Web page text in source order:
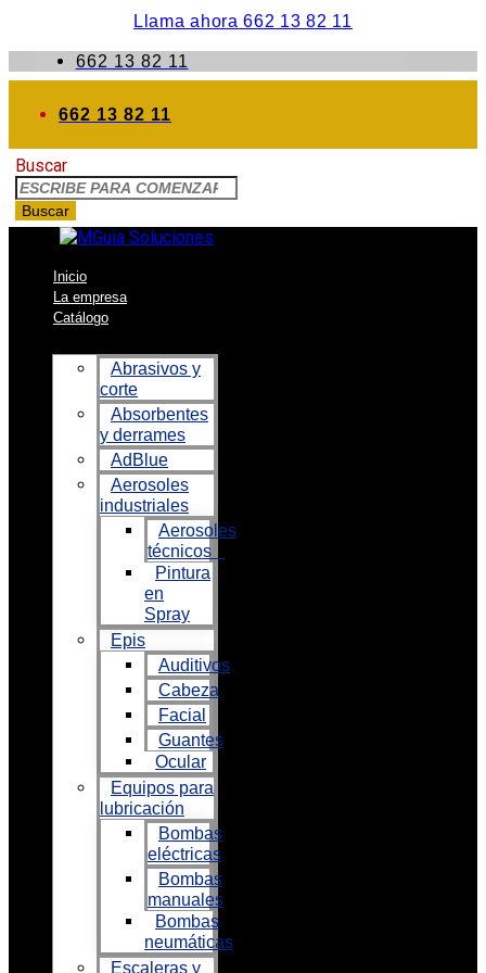
Llama ahora 662 13 82 11
662 13 82 11
662 13 82 11
Buscar
Buscar
Inicio
La empresa
Catálogo
Abrasivos y
corte
Absorbentes
y derrames
AdBlue
Aerosoles
industriales
Aerosoles
técnicos
Pintura
en
Spray
Epis
Auditivos
Cabeza
Facial
Guantes
Ocular
Equipos para
lubricación
Bombas
eléctricas
Bombas
manuales
Bombas
neumáticas
Escaleras y